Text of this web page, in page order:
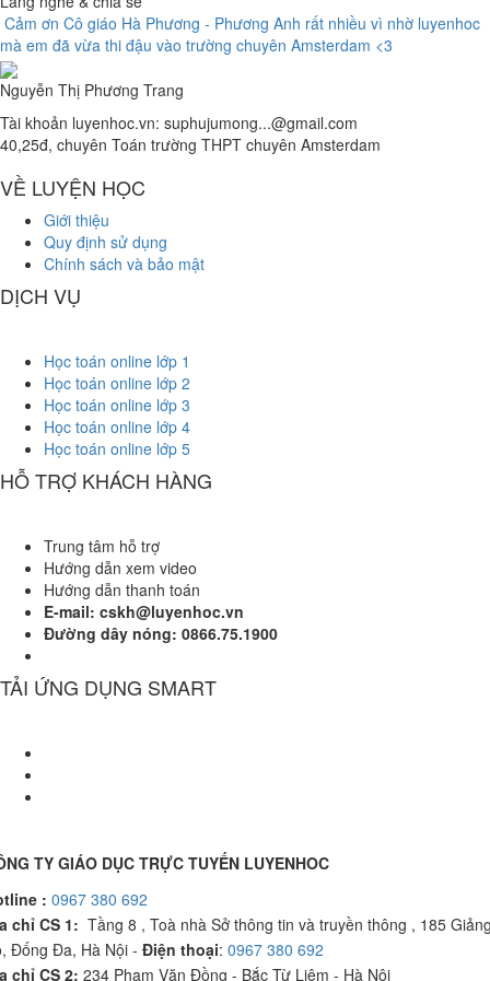
Cảm ơn Cô giáo Hà Phương - Phương Anh rất nhiều vì nhờ luyenhoc
mà em đã vừa thi đậu vào trường chuyên Amsterdam <3
Nguyễn Thị Phương Trang
Tài khoản luyenhoc.vn: suphujumong...@gmail.com
40,25đ, chuyên Toán trường THPT chuyên Amsterdam
VỀ LUYỆN HỌC
Giới thiệu
Quy định sử dụng
Chính sách và bảo mật
DỊCH VỤ
Học toán online lớp 1
Học toán online lớp 2
Học toán online lớp 3
Học toán online lớp 4
Học toán online lớp 5
HỖ TRỢ KHÁCH HÀNG
Trung tâm hỗ trợ
Hướng dẫn xem video
Hướng dẫn thanh toán
E-mail: cskh@luyenhoc.vn
Đường dây nóng: 0866.75.1900
TẢI ỨNG DỤNG SMART
TY GIÁO DỤC TRỰC TUYẾN LUYENHOC
: 0967 380 692
chỉ CS 1: Tầng 8 , Toà nhà Sở thông tin và truyền thông , 185
Đống Đa, Hà Nội - Điện thoại: 0967 380 692
chỉ CS 2: 234 Phạm Văn Đồng - Bắc Từ Liêm - Hà Nội